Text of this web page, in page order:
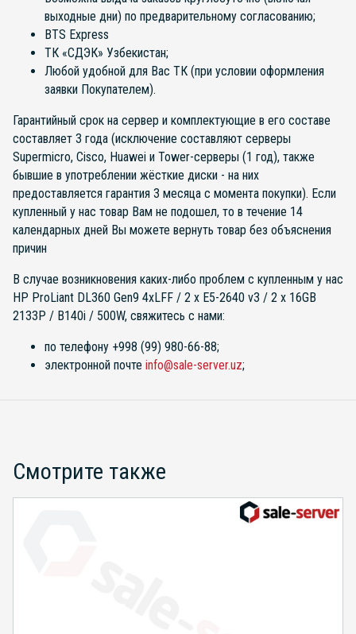
выходные дни) по предварительному согласованию;
BTS Express
ТК «СДЭК» Узбекистан;
Любой удобной для Вас ТК (при условии оформления
заявки Покупателем).
Гарантийный срок на сервер и комплектующие в его составе
составляет 3 года (исключение составляют серверы
Supermicro, Cisco, Huawei и Tower-серверы (1 год), также
бывшие в употреблении жёсткие диски - на них
предоставляется гарантия 3 месяца с момента покупки). Если
купленный у нас товар Вам не подошел, то в течение 14
календарных дней Вы можете вернуть товар без объяснения
причин
В случае возникновения каких-либо проблем с купленным у нас
HP ProLiant DL360 Gen9 4xLFF / 2 x E5-2640 v3 / 2 x 16GB
2133P / B140i / 500W, свяжитесь с нами:
по телефону +998 (99) 980-66-88;
электронной почте info@sale-server.uz;
Смотрите также